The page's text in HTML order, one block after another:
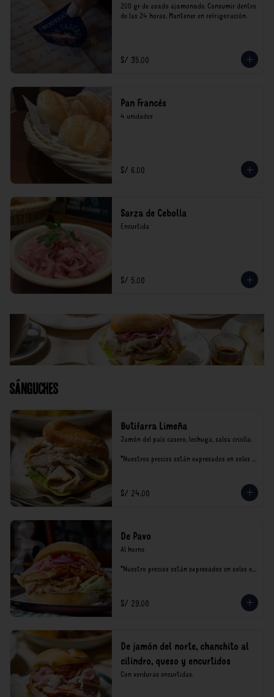
200 gr de asado ajamonado. Consumir dentro
de las 24 horas. Mantener en refrigeración.
S/ 35.00
Pan Francés
4 unidades
S/ 6.00
Sarza de Cebolla
Encurtida
S/ 5.00
Sánguches
Butifarra Limeña
Jamón del país casero, lechuga, salsa criolla.
*Nuestros precios están expresados en soles e
S/ 24.00
De Pavo
Al horno
*Nuestro precios están expresados en soles e
S/ 29.00
De jamón del norte, chanchito al
cilindro, queso y encurtidos
Con verduras encurtidas.